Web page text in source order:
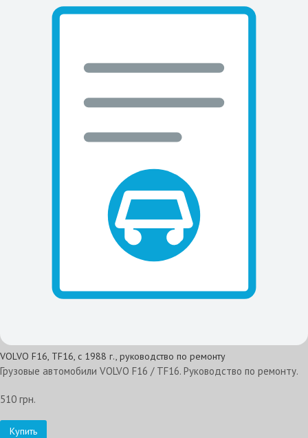
VOLVO F16, TF16, с 1988 г., руководство по ремонту
Грузовые автомобили VOLVO F16 / TF16. Руководство по ремонту.
510 грн.
Купить